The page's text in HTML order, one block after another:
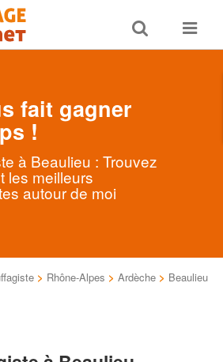
Toggle
search
Toggle
fait gagner
!
à Beaulieu : Trouvez
les meilleurs
autour de moi
> Rhône-Alpes > Ardèche > Beaulieu